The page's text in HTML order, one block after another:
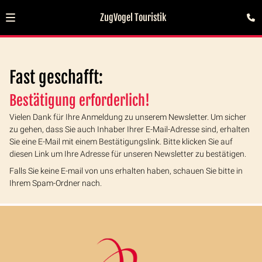
ZugVogel Touristik
Fast geschafft:
Bestätigung erforderlich!
Vielen Dank für Ihre Anmeldung zu unserem Newsletter. Um sicher
zu gehen, dass Sie auch Inhaber Ihrer E-Mail-Adresse sind, erhalten
Sie eine E-Mail mit einem Bestätigungslink. Bitte klicken Sie auf
diesen Link um Ihre Adresse für unseren Newsletter zu bestätigen.
Falls Sie keine E-mail von uns erhalten haben, schauen Sie bitte in
Ihrem Spam-Ordner nach.